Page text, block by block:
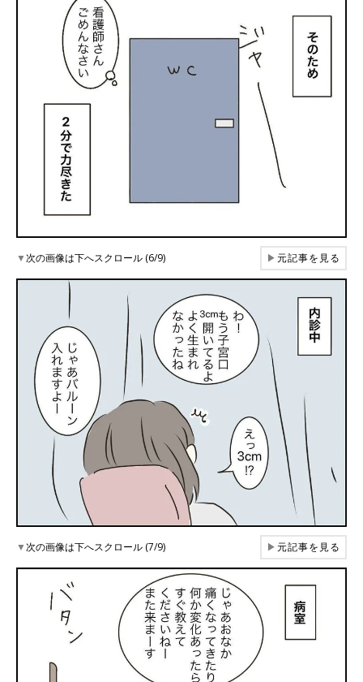
▼次の画像は下へスクロール (6/9) ▶元記事を見る
▼次の画像は下へスクロール (7/9) ▶元記事を見る